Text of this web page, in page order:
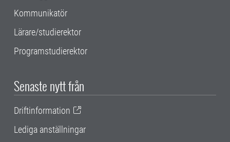
Kommunikatör
Lärare/studierektor
Programstudierektor
Senaste nytt från
Driftinformation
Lediga anställningar